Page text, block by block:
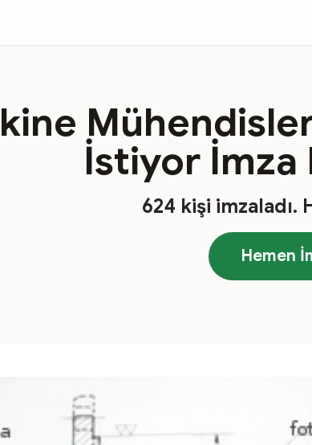
İstiyor İmza
624 kişi imzaladı.
Hemen